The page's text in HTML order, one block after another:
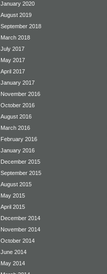
January 2020
August 2019
September 2018
March 2018
July 2017
May 2017
April 2017
January 2017
November 2016
October 2016
August 2016
March 2016
February 2016
January 2016
December 2015
September 2015
August 2015
May 2015
April 2015
December 2014
November 2014
October 2014
June 2014
May 2014